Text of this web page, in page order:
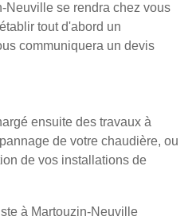
Neuville se rendra chez vous
tout d'abord un
communiquera un devis
ensuite des travaux à
de votre chaudière, ou
de vos installations de
à Martouzin-Neuville